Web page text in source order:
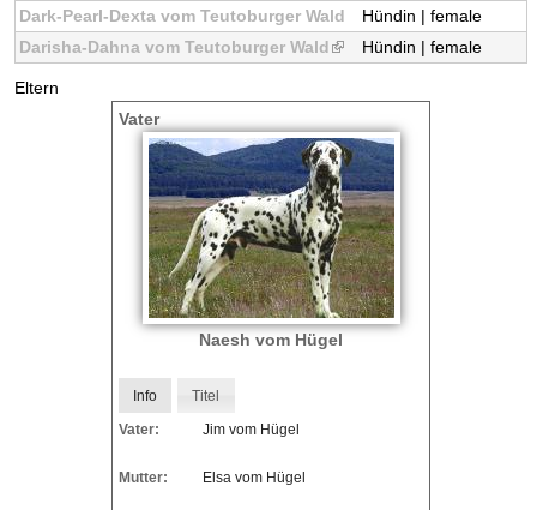
a
l
Dark-Pearl-Dexta vom Teutoburger Wald
Hündin | female
Darisha-Dahna vom Teutoburger Wald(
i
n
k
i
s
e
x
t
e
r
n
Hündin | female
Eltern
Vater
Naesh vom Hügel
Info Titel
Vater: Jim vom Hügel
Mutter: Elsa vom Hügel